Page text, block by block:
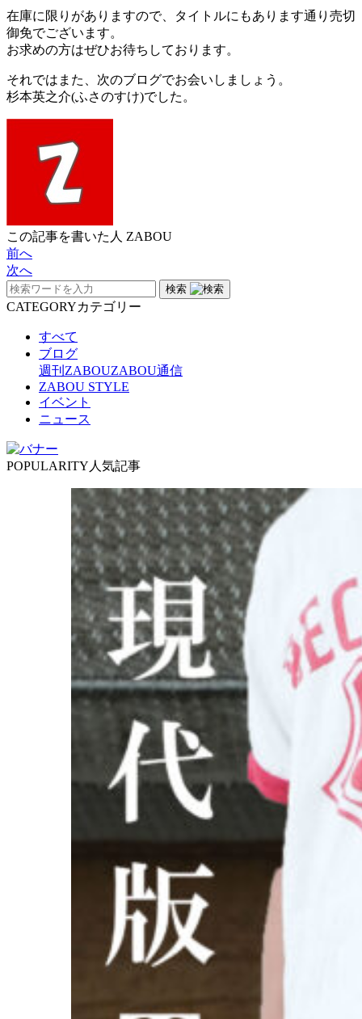
在庫に限りがありますので、タイトルにもあります通り売切
御免でございます。
お求めの方はぜひお待ちしております。
それではまた、次のブログでお会いしましょう。
杉本英之介(ふさのすけ)でした。
この記事を書いた人 ZABOU
前へ
次へ
検索
CATEGORYカテゴリー
すべて
ブログ
週刊ZABOUZABOU通信
ZABOU STYLE
イベント
ニュース
POPULARITY 人気記事